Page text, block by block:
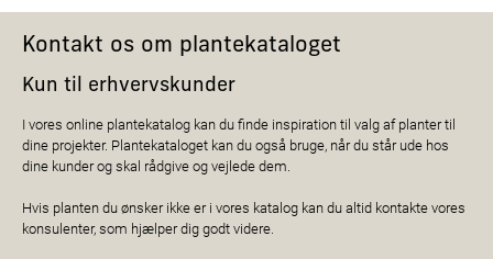
Kontakt os om plantekataloget
Kun til erhvervskunder
I vores online plantekatalog kan du finde inspiration til valg af planter til
dine projekter. Plantekataloget kan du også bruge, når du står ude hos
dine kunder og skal rådgive og vejlede dem.
Hvis planten du ønsker ikke er i vores katalog kan du altid kontakte vores
konsulenter, som hjælper dig godt videre.